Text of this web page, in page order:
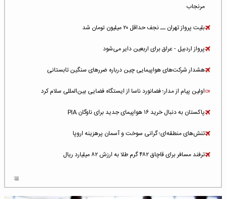
مرنجاب
بلیت پرواز تهران ــ نجف حداقل ۲۰ میلیون تومان شد
پرواز اردبیل - عراق برای اربعین دایر می‌شود
هشدار شرکت‌های هواپیمایی چین درباره ضررهای سنگین تابستانی
اولین پیام از مدار؛ فضانورد ناسا از ایستگاه فضایی بین‌المللی سلام کرد
پاکستان به دنبال خرید ۱۶ هواپیمای جدید برای ناوگان PIA
تنش‌های منطقه‌ای؛ گرانی سوخت و آسمان پرهزینه اروپا
ترفند مسافر برای قاچاق ۴۸۲ گرم طلا به ارزش ۸۲ میلیارد ریال
شلوغ‌ترین فرودگاه‌های اروپا در ۲۰۲۵: لندن، استانبول و پاریس